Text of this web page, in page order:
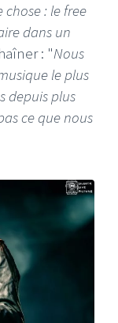
: le free
dans un
: "Nous
le plus
depuis plus
ce que nous